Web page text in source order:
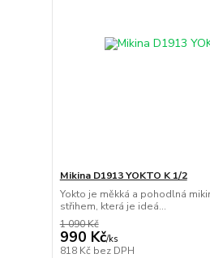
Mikina D1913 YOKTO K 1/2
Yokto je měkká a pohodlná
střihem, která je ideá...
1 090 Kč
990 Kč/ks
818 Kč bez DPH